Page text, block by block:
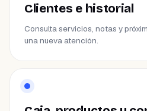
Clientes e historial
Consulta servicios, notas y
una nueva atención.